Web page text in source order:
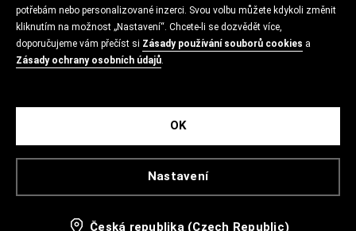
potřebám nebo personalizované inzerci. Svou volbu můžete kdykoli změnit
kliknutím na možnost „Nastavení“. Chcete-li se dozvědět více,
doporučujeme vám přečíst si Zásady používání souborů cookies a
Zásady ochrany osobních údajů.
Nastavení
OK
Česká republika (Czech Republic)
APLIKACE CROPP
CROPP
LPP Czech Republic, s.r.o. Prosecká 852/66 190 00 Praha 9